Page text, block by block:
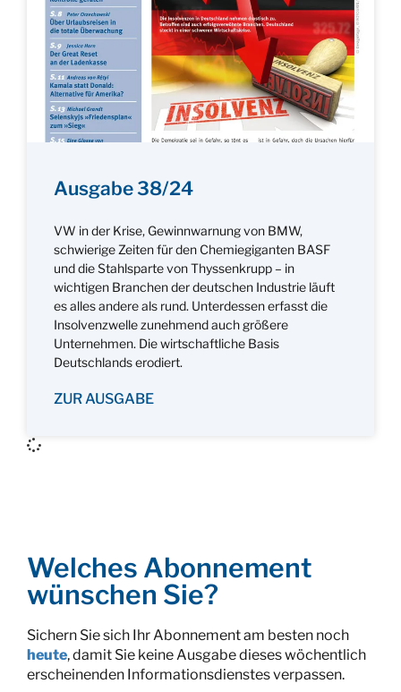
Ausgabe 38/24
VW in der Krise, Gewinnwarnung von BMW,
schwierige Zeiten für den Chemiegiganten BASF
und die Stahlsparte von Thyssenkrupp – in
wichtigen Branchen der deutschen Industrie läuft
es alles andere als rund. Unterdessen erfasst die
Insolvenzwelle zunehmend auch größere
Unternehmen. Die wirtschaftliche Basis
Deutschlands erodiert.
ZUR AUSGABE
Welches Abonnement
wünschen Sie?
Sichern Sie sich Ihr Abonnement am besten noch
heute, damit Sie keine Ausgabe dieses wöchentlich
erscheinenden Informationsdienstes verpassen.